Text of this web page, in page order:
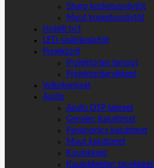
Sharp kosketusnäytöt
Muut kosketusnäytöt
Hotelli tv:t
LED-sisätilanäytöt
Projektorit
Projektorien lamput
Projektoritarvikkeet
Valkokankaat
Audio
Audio DSP laitteet
Genelec Kaiuttimet
Panphonics kaiuttimet
Muut kaiuttimet
Kuulokkeet
Kuulokkeiden tarvikkeet